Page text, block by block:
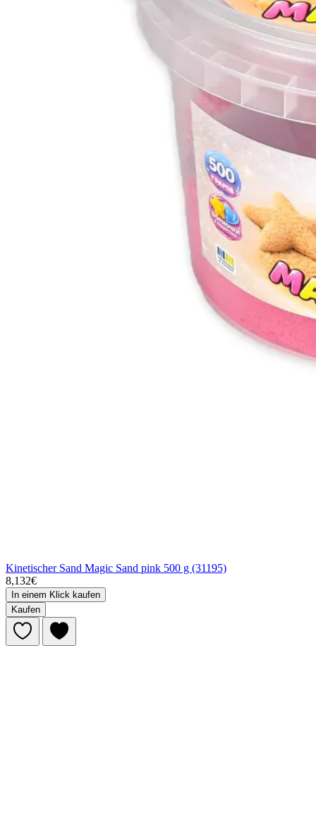
Kinetischer Sand Magic Sand pink 500 g (31195)
8,132€
In einem Klick kaufen
Kaufen